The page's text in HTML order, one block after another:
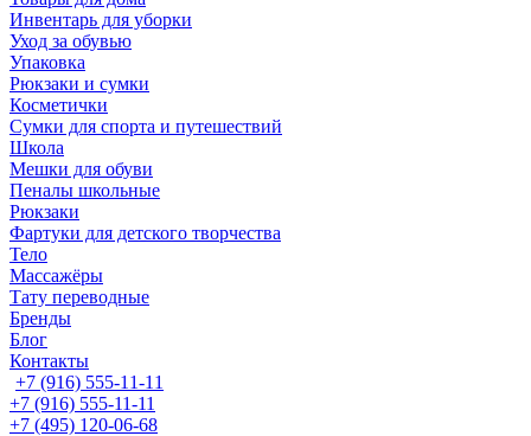
Инвентарь для уборки
Уход за обувью
Упаковка
Рюкзаки и сумки
Косметички
Сумки для спорта и путешествий
Школа
Мешки для обуви
Пеналы школьные
Рюкзаки
Фартуки для детского творчества
Тело
Массажёры
Тату переводные
Бренды
Блог
Контакты
+7 (916) 555-11-11
+7 (916) 555-11-11
+7 (495) 120-06-68